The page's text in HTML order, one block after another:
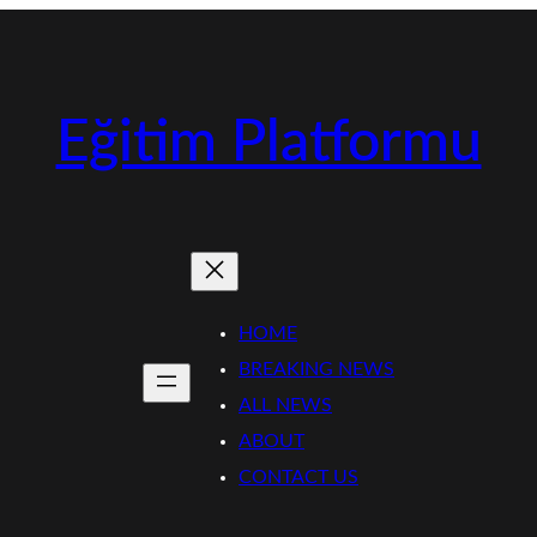
Eğitim Platformu
HOME
BREAKING NEWS
ALL NEWS
ABOUT
CONTACT US